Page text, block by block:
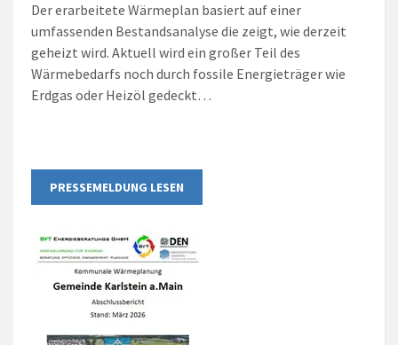
Der erarbeitete Wärmeplan basiert auf einer
umfassenden Bestandsanalyse die zeigt, wie derzeit
geheizt wird. Aktuell wird ein großer Teil des
Wärmebedarfs noch durch fossile Energieträger wie
Erdgas oder Heizöl gedeckt…
PRESSEMELDUNG LESEN